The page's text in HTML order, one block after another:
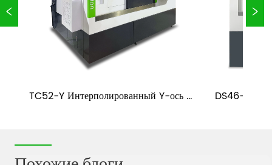
TC52-Y Интерполированный Y-ось &
DS46-36